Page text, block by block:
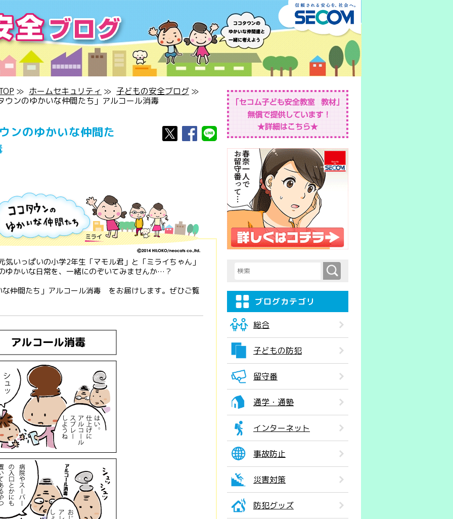
≫ ホームセキュリティ ≫ 子どもの安全ブログ ≫
ウンのゆかいな仲間たち」アルコール消毒
ンのゆかいな仲間た
いっぱいの小学2年生「マモル君」と「ミライちゃん」
ゆかいな日常を、一緒にのぞいてみませんか…？
仲間たち」アルコール消毒 をお届けします。ぜひご覧
検索キーワード入力 検索
ブログカテゴリ
総合
子どもの防犯
留守番
通学・通塾
インターネット
事故防止
災害対策
防犯グッズ